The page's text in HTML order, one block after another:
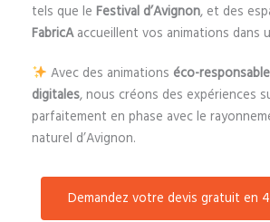
tels que le Festival d’Avignon, et des
FabricAaccueillent vos animations dans
Avec des animations éco-
digitales, nous créons des expériences
parfaitement en phase avec le
naturel d’Avignon.
Demandez votre devis gratuit en